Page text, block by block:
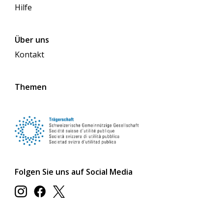
Hilfe
Über uns
Kontakt
Themen
Folgen Sie uns auf Social Media